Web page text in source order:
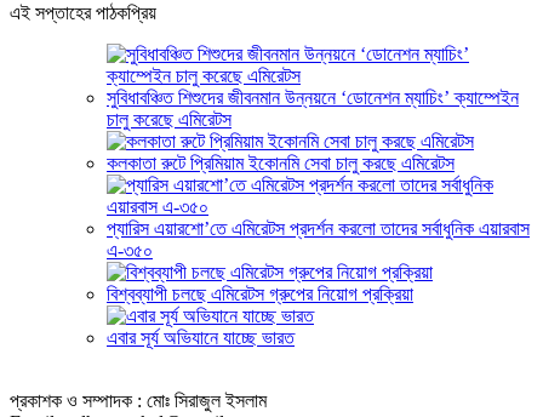
এই সপ্তাহের পাঠকপ্রিয়
সুবিধাবঞ্চিত শিশুদের জীবনমান উন্নয়নে ‘ডোনেশন ম্যাচিং’ ক্যাম্পেইন
চালু করেছে এমিরেটস
কলকাতা রুটে প্রিমিয়াম ইকোনমি সেবা চালু করছে এমিরেটস
প্যারিস এয়ারশো’তে এমিরেটস প্রদর্শন করলো তাদের সর্বাধুনিক এয়ারবাস
এ-৩৫০
বিশ্বব্যাপী চলছে এমিরেটস গ্রুপের নিয়োগ প্রক্রিয়া
এবার সূর্য অভিযানে যাচ্ছে ভারত
প্রকাশক ও সম্পাদক : মোঃ সিরাজুল ইসলাম